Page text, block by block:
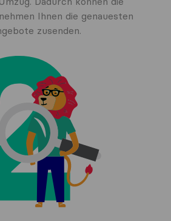
Ihnen die genauesten
zusenden.